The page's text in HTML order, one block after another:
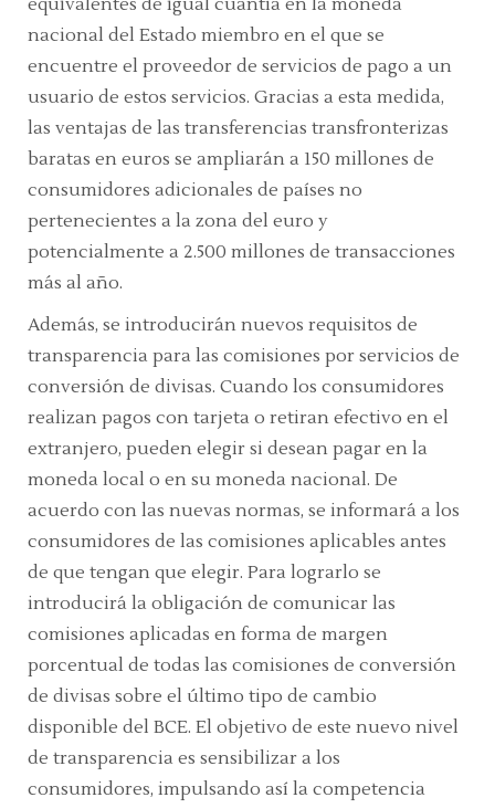
equivalentes de igual cuantía en la moneda
nacional del Estado miembro en el que se
encuentre el proveedor de servicios de pago a un
usuario de estos servicios. Gracias a esta medida,
las ventajas de las transferencias transfronterizas
baratas en euros se ampliarán a 150 millones de
consumidores adicionales de países no
pertenecientes a la zona del euro y
potencialmente a 2.500 millones de transacciones
más al año.
Además, se introducirán nuevos requisitos de
transparencia para las comisiones por servicios de
conversión de divisas. Cuando los consumidores
realizan pagos con tarjeta o retiran efectivo en el
extranjero, pueden elegir si desean pagar en la
moneda local o en su moneda nacional. De
acuerdo con las nuevas normas, se informará a los
consumidores de las comisiones aplicables antes
de que tengan que elegir. Para lograrlo se
introducirá la obligación de comunicar las
comisiones aplicadas en forma de margen
porcentual de todas las comisiones de conversión
de divisas sobre el último tipo de cambio
disponible del BCE. El objetivo de este nuevo nivel
de transparencia es sensibilizar a los
consumidores, impulsando así la competencia